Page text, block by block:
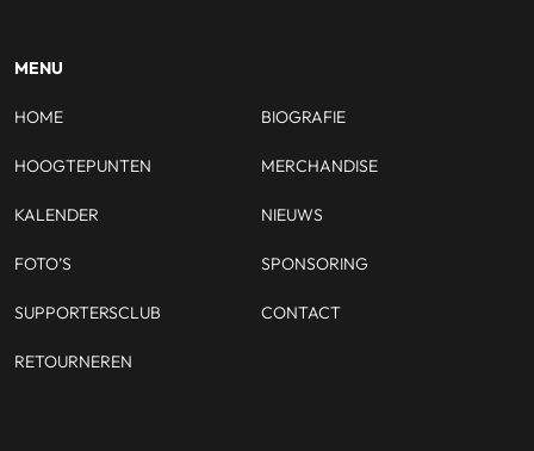
MENU
HOME BIOGRAFIE
HOOGTEPUNTEN MERCHANDISE
KALENDER NIEUWS
FOTO’S SPONSORING
SUPPORTERSCLUB CONTACT
RETOURNEREN